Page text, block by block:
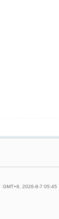
GMT+8, 2026-8-7 05:45